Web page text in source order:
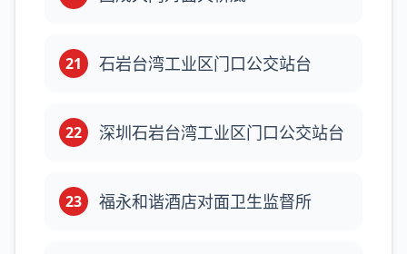
21 石岩台湾工业区门口公交站台
22 深圳石岩台湾工业区门口公交站台
23 福永和谐酒店对面卫生监督所